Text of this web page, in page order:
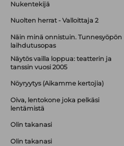
Nukentekijä
Nuolten herrat - Valloittaja 2
Näin minä onnistuin. Tunnesyöpön
laihdutusopas
Näytös vailla loppua: teatterin ja
tanssin vuosi 2005
Nöyryytys (Aikamme kertojia)
Oiva, lentokone joka pelkäsi
lentämistä
Olin takanasi
Olin takanasi